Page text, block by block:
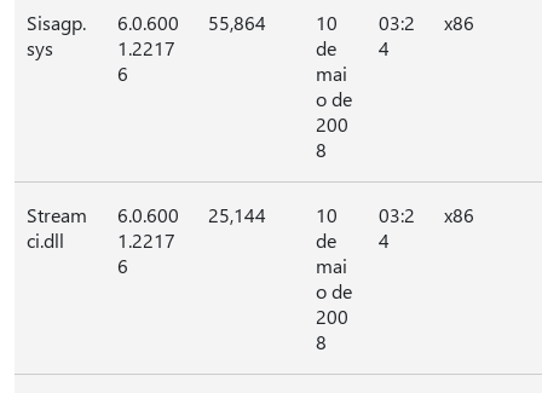
Sisagp.
sys
6.0.600
1.2217
6
55,864
10
de
mai
o de
200
8
03:2
4
x86
Stream
ci.dll
6.0.600
1.2217
6
25,144
10
de
mai
o de
200
8
03:2
4
x86